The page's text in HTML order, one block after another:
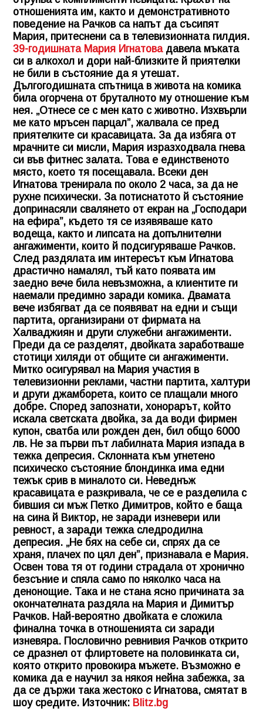
отношенията им, както и демонстративното
поведение на Рачков са напът да съсипят
Мария, притеснени са в телевизионната гилдия.
39-годишната Мария Игнатовадавела мъката
си в алкохол и дори най-близките й приятелки
не били в състояние да я утешат.
Дългогодишната спътница в живота на комика
била огорчена от бруталното му отношение към
нея. „Отнесе се с мен като с животно. Изхвърли
ме като мръсен парцал”, жалвала се пред
приятелките си красавицата. За да избяга от
мрачните си мисли, Мария изразходвала гнева
си във фитнес залата. Това е единственото
място, което тя посещавала. Всеки ден
Игнатова тренирала по около 2 часа, за да не
рухне психически. За потиснатото й състояние
допринасяли свалянето от екран на „Господари
на ефира”, където тя се изявяваше като
водеща, както и липсата на допълнителни
ангажименти, които й подсигуряваше Рачков.
След раздялата им интересът към Игнатова
драстично намалял, тъй като появата им
заедно вече била невъзможна, а клиентите ги
наемали предимно заради комика. Двамата
вече избягват да се появяват на едни и същи
партита, организирани от фирмата на
Халваджиян и други служебни ангажименти.
Преди да се разделят, двойката заработваше
стотици хиляди от общите си ангажименти.
Митко осигурявал на Мария участия в
телевизионни реклами, частни партита, халтури
и други джамборета, които се плащали много
добре. Според запознати, хонорарът, който
искала светската двойка, за да води фирмен
купон, сватба или рожден ден, бил общо 6000
лв. Не за първи път лабилната Мария изпада в
тежка депресия. Склонната към угнетено
психическо състояние блондинка има едни
тежък срив в миналото си. Неведнъж
красавицата е разкривала, че се е разделила с
бившия си мъж Петко Димитров, който е баща
на сина й Виктор, не заради изневери или
ревност, а заради тежка следродилна
депресия. „Не бях на себе си, спрях да се
храня, плачех по цял ден”, признавала е Мария.
Освен това тя от години страдала от хронично
безсъние и спяла само по няколко часа на
денонощие. Така и не стана ясно причината за
окончателната раздяла на Мария и Димитър
Рачков. Най-вероятно двойката е сложила
финална точка в отношенията си заради
изневяра. Пословично ревнивия Рачков открито
се дразнел от флиртовете на половинката си,
която открито провокира мъжете. Възможно е
комика да е научил за някоя нейна забежка, за
да се държи така жестоко с Игнатова, смятат в
шоу средите. Източник: Blitz.bg